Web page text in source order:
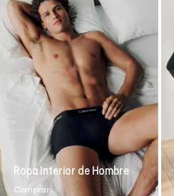
Ropa Interior de Hombre
Comprar